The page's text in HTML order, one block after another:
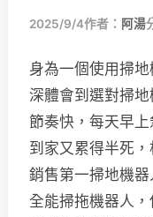
2025/9/4作者： 阿湯
身為一個使用掃
深體會到選對掃
節奏快，每天早
到家又累得半死
銷售第一掃地機
全能掃拖機器人